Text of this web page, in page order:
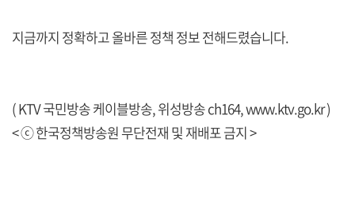
지금까지 정확하고 올바른 정책 정보 전해드렸습니다.
( KTV 국민방송 케이블방송, 위성방송 ch164,www.ktv.go.kr)
< ⓒ 한국정책방송원 무단전재 및 재배포 금지 >